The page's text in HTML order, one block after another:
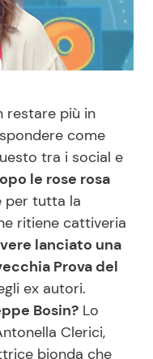
e Ricette
di Cucina
in TV
Piatti
Facili e Veloci
Feste
per Bambini
restare più in
come
tra i social e
le rose rosa
per tutta la
ritiene cattiveria
lanciato una
Prova del
ex autori.
Bosin? Lo
Clerici,
bionda che